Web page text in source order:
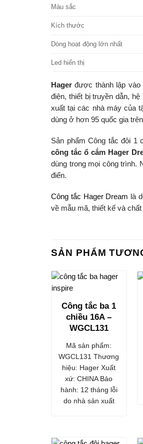
Màu sắc
Kích thước
Dòng hoạt động lớn nhất
Led hiển thị
Hager được thành lập vào
điện, thiết bị truyền dẫn,
xuất tại các nhà máy của
dùng ở hơn 95 quốc gia
Sản phẩm Công tắc đôi 1
công tắc ổ cắm Hager
dùng trong mọi công trình.
điển.
Công tắc Hager Dream là
về mẫu mã, thiết kế và
SẢN PHẨM
Công tắc ba 1
chiều 16A –
WGCL131
Mã sản phẩm:
WGCL131 Thương
hiệu: Hager Xuất
xứ: CHINA Bảo
hành: 12 tháng lỗi
do nhà sản xuất